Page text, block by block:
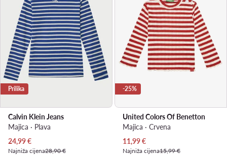
Prilika
Calvin Klein Jeans
Majica · Plava
Trenutna cijena
24,99€
Najniža cijena28,90 €
-25%
United Colors Of Benetton
Majica · Crvena
Trenutna cijena
11,99€
Najniža cijena15,99 €